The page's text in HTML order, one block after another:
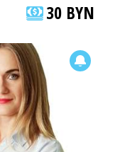
30 BYN